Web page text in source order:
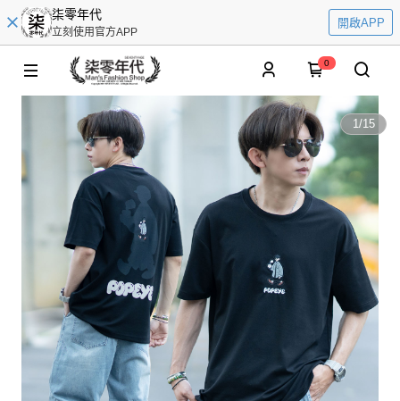
柒零年代
立刻使用官方APP
開啟APP
0
1/15